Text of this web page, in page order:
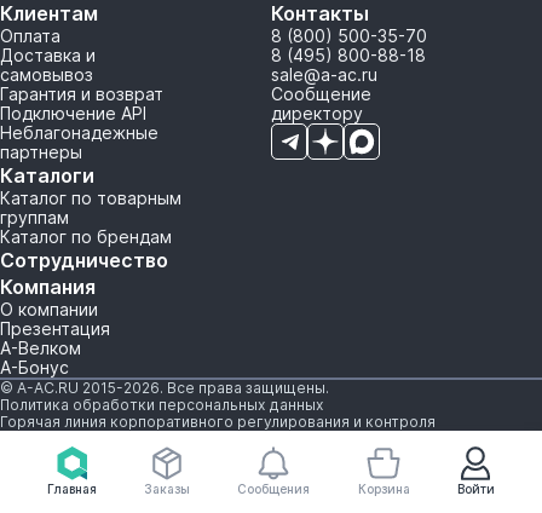
Главная Войти
Заказы Сообщения Корзина
Клиентам
Оплата
Доставка и
самовывоз
Гарантия и возврат
Подключение API
Неблагонадежные
партнеры
Каталоги
Каталог по товарным
группам
Каталог по брендам
Сотрудничество
Компания
О компании
Презентация
А-Велком
А-Бонус
Контакты
8 (800) 500-35-70
8 (495) 800-88-18
sale@a-ac.ru
Сообщение
директору
© A-AC.RU 2015-2026. Все права защищены.
Политика обработки персональных данных
Горячая линия корпоративного регулирования и контроля